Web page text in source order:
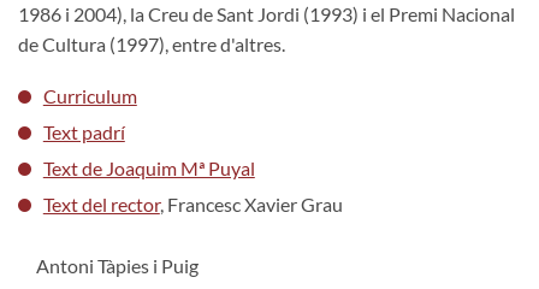
1986 i 2004), la Creu de Sant Jordi (1993) i el Premi Nacional
de Cultura (1997), entre d'altres.
Curriculum
Text padrí
Text de Joaquim Mª Puyal
Text del rector, Francesc Xavier Grau
Antoni Tàpies i Puig